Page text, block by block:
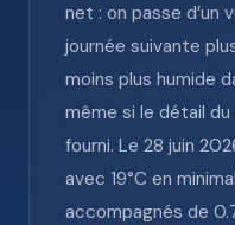
net : on passe d’un
journée suivante
moins plus humide
même si le détail
fourni. Le 28 juin
avec 19°C en
accompagnés de